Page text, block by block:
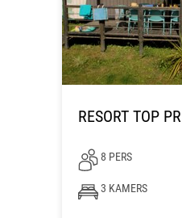
RESORT TOP
8 PERS
3 KAMERS